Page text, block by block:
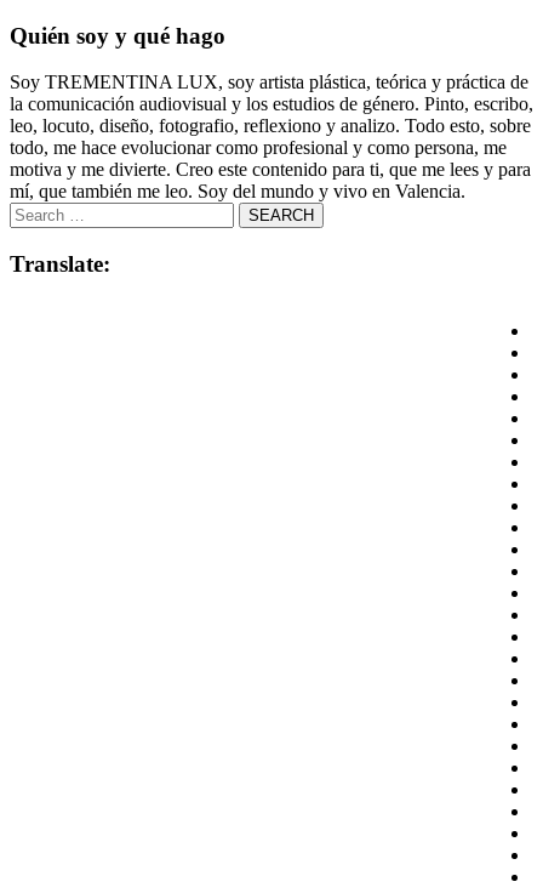
Quién soy y qué hago
Soy TREMENTINA LUX, soy artista plástica, teórica y práctica de
la comunicación audiovisual y los estudios de género. Pinto, escribo,
leo, locuto, diseño, fotografio, reflexiono y analizo. Todo esto, sobre
todo, me hace evolucionar como profesional y como persona, me
motiva y me divierte. Creo este contenido para ti, que me lees y para
mí, que también me leo. Soy del mundo y vivo en Valencia.
Translate: